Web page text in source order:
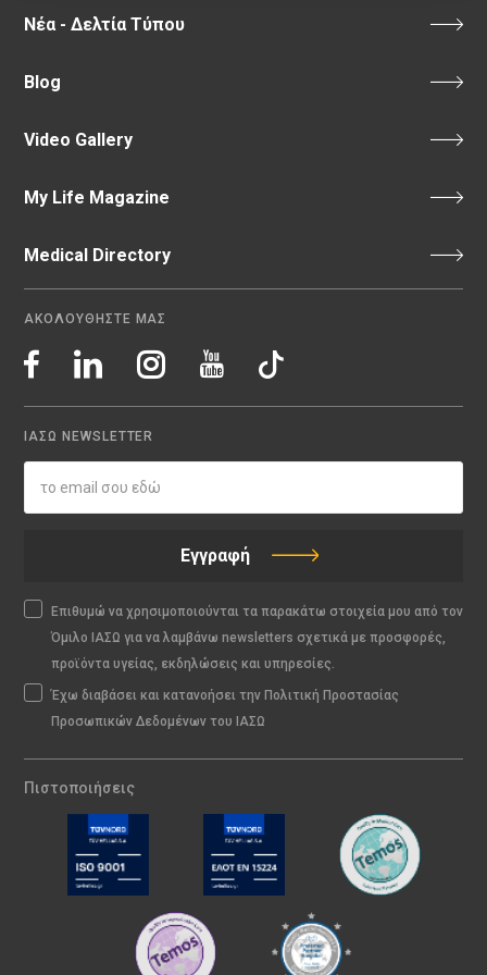
Νέα - Δελτία Τύπου
Blog
Video Gallery
My Life Magazine
Medical Directory
ΑΚΟΛΟΥΘΗΣΤΕ ΜΑΣ
ΙΑΣΩ NEWSLETTER
Εγγραφή
Επιθυμώ να χρησιμοποιούνται τα παρακάτω στοιχεία μου από τον
Όμιλο ΙΑΣΩ για να λαμβάνω newsletters σχετικά με προσφορές,
προϊόντα υγείας, εκδηλώσεις και υπηρεσίες.
Έχω διαβάσει και κατανοήσει την Πολιτική Προστασίας
Προσωπικών Δεδομένων του ΙΑΣΩ
Πιστοποιήσεις